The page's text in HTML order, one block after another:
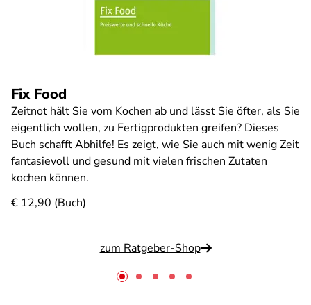
Fix Food
Zeitnot hält Sie vom Kochen ab und lässt Sie öfter, als Sie
eigentlich wollen, zu Fertigprodukten greifen? Dieses
Buch schafft Abhilfe! Es zeigt, wie Sie auch mit wenig Zeit
fantasievoll und gesund mit vielen frischen Zutaten
kochen können.
€ 12,90 (Buch)
zum Ratgeber-Shop